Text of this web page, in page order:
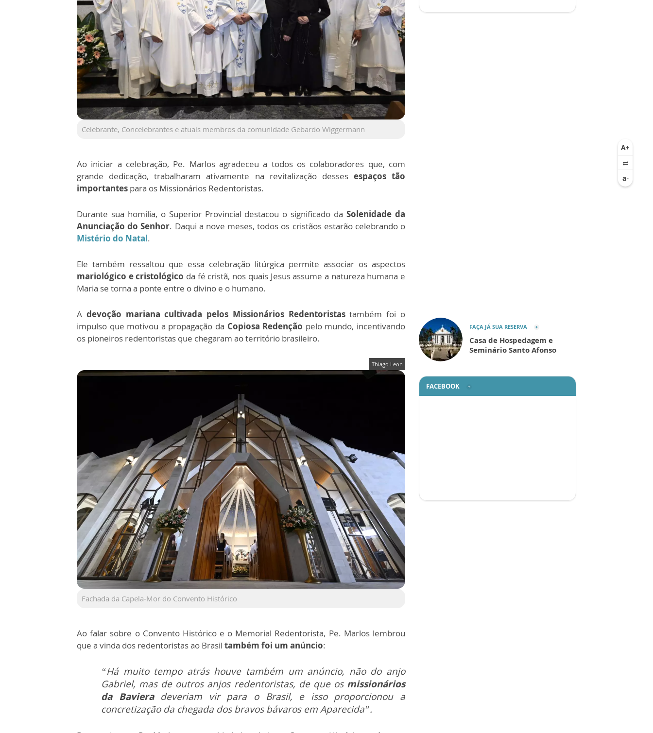
Celebrante, Concelebrantes e atuais membros da comunidade Gebardo Wiggermann
Ao iniciar a celebração, Pe. Marlos agradeceu a todos os colaboradores que, com
grande dedicação, trabalharam ativamente na revitalização desses espaços tão
importantes para os Missionários Redentoristas.
Durante sua homilia, o Superior Provincial destacou o significado daSolenidade da
Anunciação do Senhor. Daqui a nove meses, todos os cristãos estarão celebrando o
Mistério do Natal.
Ele também ressaltou que essa celebração litúrgica permite associar os aspectos
mariológico e cristológico da fé cristã, nos quais Jesus assume a natureza humana e
Maria se torna a ponte entre o divino e o humano.
A devoção mariana cultivada pelos Missionários Redentoristastambém foi o
impulso que motivou a propagação da Copiosa Redenção pelo mundo, incentivando
os pioneiros redentoristas que chegaram ao território brasileiro.
Thiago Leon
Fachada da Capela-Mor do Convento Histórico
Ao falar sobre o Convento Histórico e o Memorial Redentorista, Pe. Marlos lembrou
que a vinda dos redentoristas ao Brasil também foi um anúncio:
“Há muito tempo atrás houve também um anúncio, não do anjo
Gabriel, mas de outros anjos redentoristas, de que os missionários
da Bavieradeveriam vir para o Brasil, e isso proporcionou a
concretização da chegada dos bravos bávaros em Aparecida”.
FAÇA JÁ SUA RESERVA
Casa de Hospedagem e
Seminário Santo Afonso
FACEBOOK